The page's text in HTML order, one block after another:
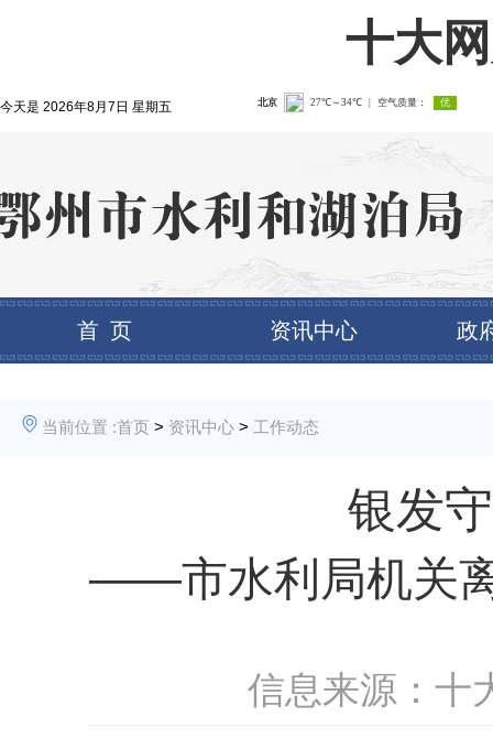
十大
今天是 2026年8月7日 星期五
首 页 资讯中心 政
当前位置 :首页 > 资讯中心 > 工作动态
银发
——市水利局机关
信息来源：十